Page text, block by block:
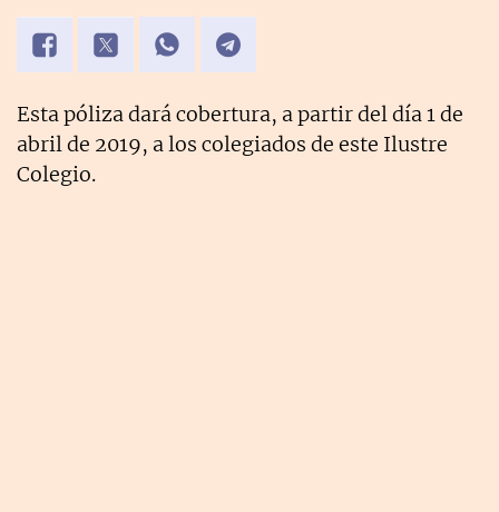
Esta póliza dará cobertura, a partir del día 1 de
abril de 2019, a los colegiados de este Ilustre
Colegio.